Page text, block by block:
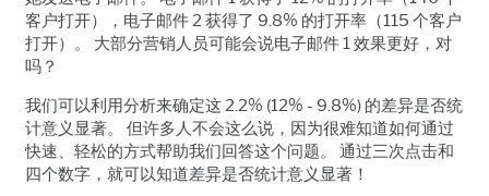
客户打开），电子邮件 2 获得了 9.8% 的打开率（115 个客户
打开）。
大部分营销人员可能会说电子邮件1 效果更好，对
吗？
我们可以利用分析来确定这 2.2% (12% - 9.8%) 的差异是否统
计意义显著。
但许多人不会这么说，因为很难知道如何通过
快速、轻松的方式帮助我们回答这个问题。
通过三次点击和
四个数字，就可以知道差异是否统计意义显著！